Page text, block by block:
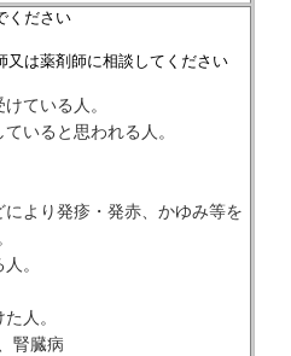
ください
又は薬剤師に相談してください
ている人。
いると思われる人。
より発疹・発赤、かゆみ等を
。
人。
臓病